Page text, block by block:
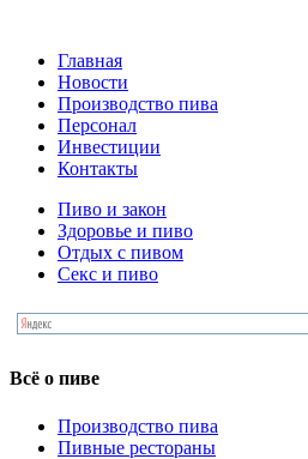
Главная
Новости
Производство пива
Персонал
Инвестиции
Контакты
Пиво и закон
Здоровье и пиво
Отдых с пивом
Секс и пиво
Всё о пиве
Производство пива
Пивные рестораны